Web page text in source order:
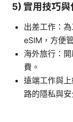
5) 實用技巧與
出差工作：
eSIM，方便
海外旅行：
費。
遠端工作與
路的隱私與安